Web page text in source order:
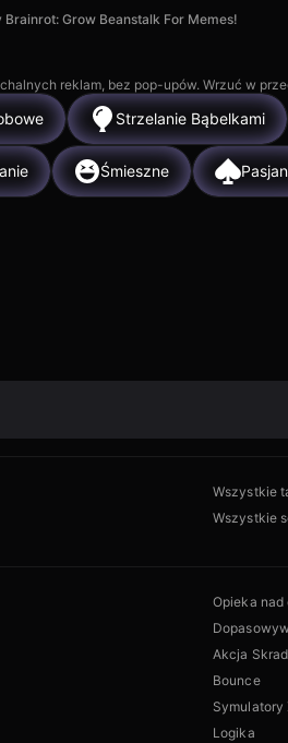
Brainrot: Grow Beanstalk For Memes!
reklam, bez pop-upów. Wrzuć w
Strzelanie Bąbelkami
Śmieszne
Wszystkie
Wszystkie
Opieka nad
Akcja
Bounce
Symulatory
Logika